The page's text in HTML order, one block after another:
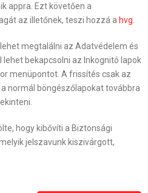
appra. Ezt követően a
az illetőnek, teszi hozzá a hvg.
megtalálni az Adatvédelem és
bekapcsolni az Inkognitó lapok
menüpontot. A frissítés csak az
normál böngészőlapokat továbbra
hogy kibővíti a Biztonsági
jelszavunk kiszivárgott,